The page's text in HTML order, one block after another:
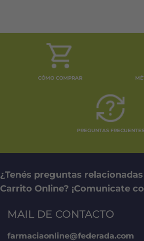
CÓMO COMPRAR
PREGUNTAS FRECUENTES
¿Tenés preguntas
Carrito Online? ¡Comunicate
MAIL DE CONTACTO
farmaciaonline@federada.com